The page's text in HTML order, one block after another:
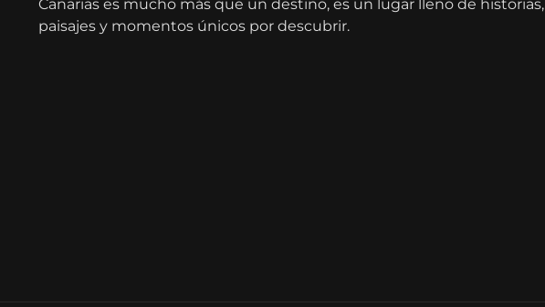
Canarias es mucho más que un destino, es un lugar lleno de historias,
paisajes y momentos únicos por descubrir.